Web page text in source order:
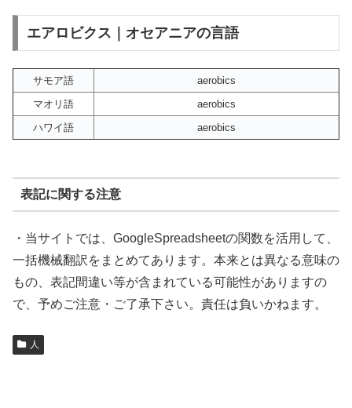
エアロビクス｜オセアニアの言語
サモア語
aerobics
マオリ語
aerobics
ハワイ語
aerobics
表記に関する注意
・当サイトでは、GoogleSpreadsheetの関数を活用して、
一括機械翻訳をまとめてあります。本来とは異なる意味の
もの、表記間違い等が含まれている可能性がありますの
で、予めご注意・ご了承下さい。責任は負いかねます。
人